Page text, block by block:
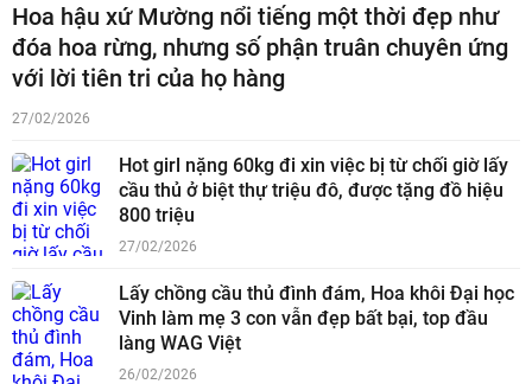
Hoa hậu xứ Mường nổi tiếng một thời đẹp như
đóa hoa rừng, nhưng số phận truân chuyên ứng
với lời tiên tri của họ hàng
27/02/2026
Hot girl nặng 60kg đi xin việc bị từ chối giờ lấy
cầu thủ ở biệt thự triệu đô, được tặng đồ hiệu
800 triệu
27/02/2026
Lấy chồng cầu thủ đình đám, Hoa khôi Đại học
Vinh làm mẹ 3 con vẫn đẹp bất bại, top đầu
làng WAG Việt
26/02/2026